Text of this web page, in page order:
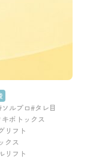
ルプロ#タレ目
ボトックス
リフト
クス
リフト